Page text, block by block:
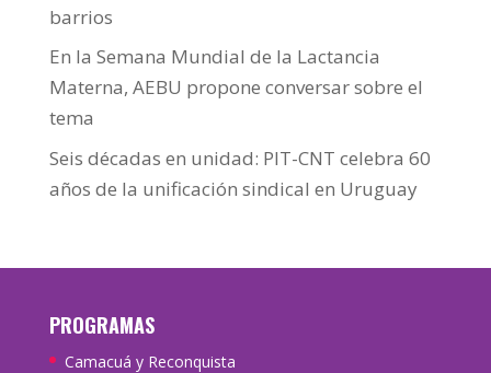
barrios
En la Semana Mundial de la Lactancia
Materna, AEBU propone conversar sobre el
tema
Seis décadas en unidad: PIT-CNT celebra 60
años de la unificación sindical en Uruguay
PROGRAMAS
Camacuá y Reconquista